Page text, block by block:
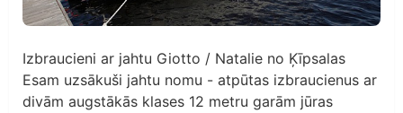
Izbraucieni ar jahtu Giotto / Natalie no Ķīpsalas
Esam uzsākuši jahtu nomu - atpūtas izbraucienus ar
divām augstākās klases 12 metru garām jūras